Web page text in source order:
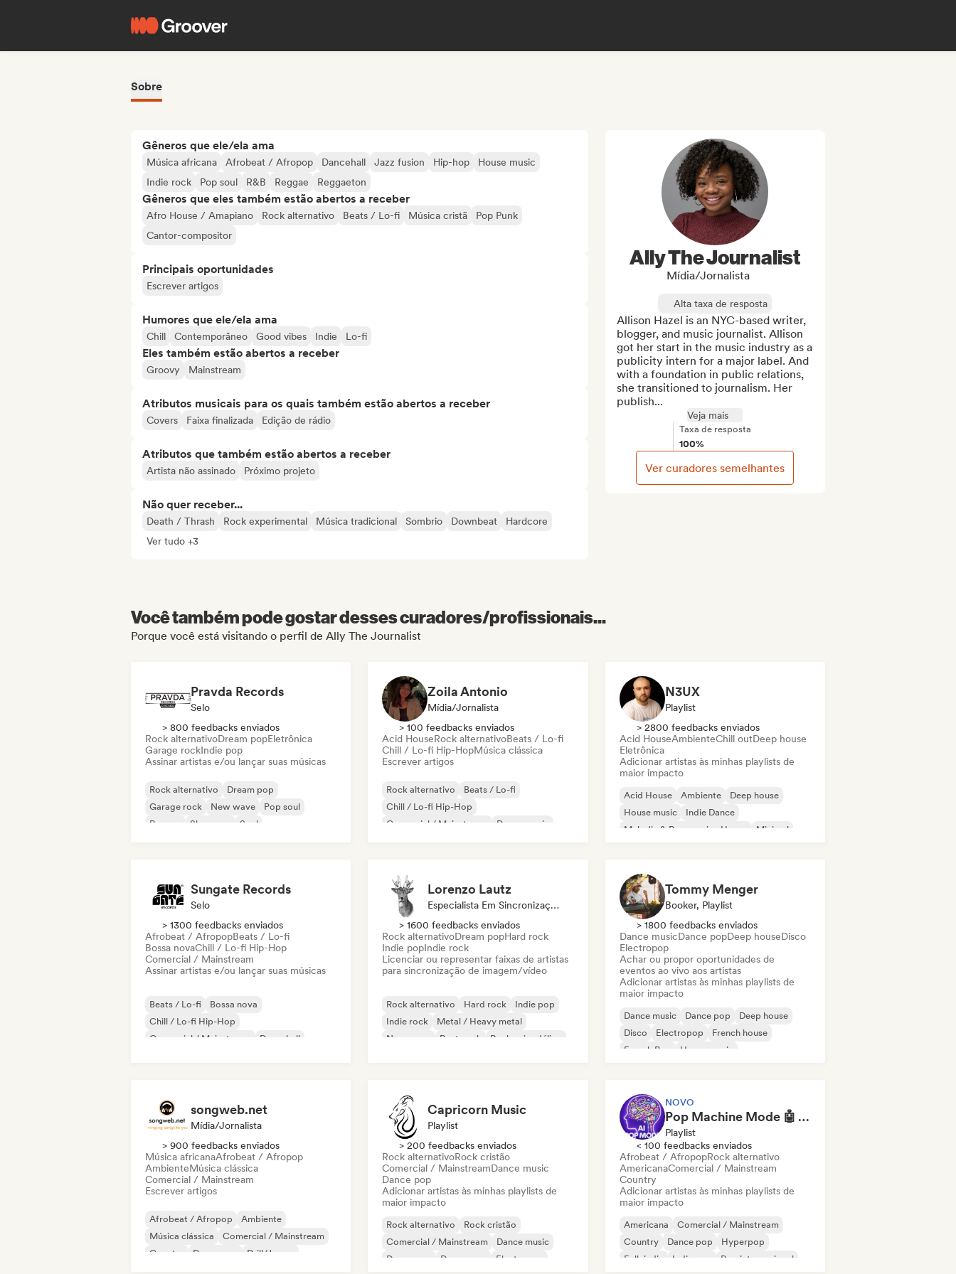
Sobre
Gêneros que ele/ela ama
Música africana Afrobeat / Afropop Dancehall Jazz fusion Hip-hop
House music
Indie rock
Pop soul R&B Reggae Reggaeton
Gêneros que eles também estão abertos a receber
Afro House / Amapiano Rock alternativo Beats / Lo-fi Música cristã
Pop Punk
Cantor-compositor
Principais oportunidades
Escrever artigos
Humores que ele/ela ama
Chill Contemporâneo Good vibes Indie Lo-fi
Eles também estão abertos a receber
Groovy Mainstream
Atributos musicais para os quais também estão abertos a receber
Covers Faixa finalizada Edição de rádio
Atributos que também estão abertos a receber
Artista não assinado Próximo projeto
Não quer receber...
Death / Thrash Rock experimental Música tradicional Sombrio Downbeat
Hardcore
Ver tudo +3
Ally The Journalist
Mídia/Jornalista
Alta taxa de resposta
Allison Hazel is an NYC-based writer,
blogger, and music journalist. Allison
got her start in the music industry as a
publicity intern for a major label. And
with a foundation in public relations,
she transitioned to journalism. Her
publish...
Veja mais
Taxa de resposta
100%
Ver curadores semelhantes
Você também pode gostar desses curadores/profissionais...
Porque você está visitando o perfil de Ally The Journalist
Pravda Records
Selo
> 800 feedbacks enviados
Rock alternativoDream popEletrônica
Garage rockIndie pop
Assinar artistas e/ou lançar suas músicas
Rock alternativo
Dream pop
Garage rock
New wave
Pop soul
Reggae
Shoegaze Soul
Zoila Antonio
Mídia/Jornalista
> 100 feedbacks enviados
Acid HouseRock alternativoBeats / Lo-fi
Chill / Lo-fi Hip-HopMúsica clássica
Escrever artigos
Rock alternativo
Beats / Lo-fi
Chill / Lo-fi Hip-Hop
Comercial / Mainstream
Dance music
N3UX
Playlist
> 2800 feedbacks enviados
Acid HouseAmbienteChill outDeep house
Eletrônica
Adicionar artistas às minhas playlists de
maior impacto
Acid House Ambiente
Deep house
House music
Indie Dance
Melodic & Progressive House
Minimal
Sungate Records
Selo
> 1300 feedbacks enviados
Afrobeat / AfropopBeats / Lo-fi
Bossa novaChill / Lo-fi Hip-Hop
Comercial / Mainstream
Assinar artistas e/ou lançar suas músicas
Beats / Lo-fi
Bossa nova
Chill / Lo-fi Hip-Hop
Comercial / Mainstream
Dancehall
Lorenzo Lautz
Especialista Em Sincronização
> 1600 feedbacks enviados
Rock alternativoDream popHard rock
Indie popIndie rock
Licenciar ou representar faixas de artistas
para sincronização de imagem/vídeo
Rock alternativo Hard rock
Indie pop
Indie rock
Metal / Heavy metal
New wave
Post punk Rock psicodélico
Tommy Menger
Booker, Playlist
> 1800 feedbacks enviados
Dance musicDance popDeep houseDisco
Electropop
Achar ou propor oportunidades de
eventos ao vivo aos artistas
Adicionar artistas às minhas playlists de
maior impacto
Dance music Dance pop
Deep house
Disco
Electropop
French house
French Pop
House music
songweb.net
Mídia/Jornalista
> 900 feedbacks enviados
Música africanaAfrobeat / Afropop
AmbienteMúsica clássica
Comercial / Mainstream
Escrever artigos
Afrobeat / Afropop
Ambiente
Música clássica
Comercial / Mainstream
Country
Dance pop
Drill/Jersey
Capricorn Music
Playlist
> 200 feedbacks enviados
Rock alternativoRock cristão
Comercial / MainstreamDance music
Dance pop
Adicionar artistas às minhas playlists de
maior impacto
Rock alternativo
Rock cristão
Comercial / Mainstream
Dance music
Dance pop
Dream pop
Electropop
NOVO
Pop Machine Mode 🤖 AI Music, Indie Pop & Dream Pop
Playlist
< 100 feedbacks enviados
Afrobeat / AfropopRock alternativo
AmericanaComercial / Mainstream
Country
Adicionar artistas às minhas playlists de
maior impacto
Americana
Comercial / Mainstream
Country
Dance pop
Hyperpop
Folk indie
Indie pop Pop internacional